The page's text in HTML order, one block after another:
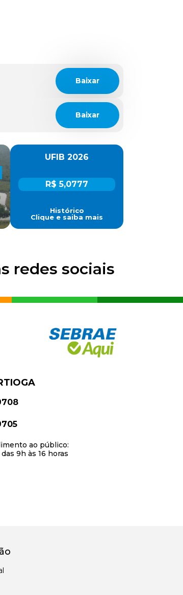
Baixar
Baixar
UFIB 2026
R$ 5,0777
Histórico
Clique e saiba mais
redes sociais
ao público:
9h às 16 horas